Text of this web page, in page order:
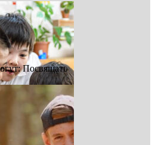
Посвящать